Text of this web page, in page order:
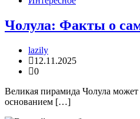
Чолула: Факты о
lazily
12.11.2025
0
Великая пирамида Чолула
основанием […]